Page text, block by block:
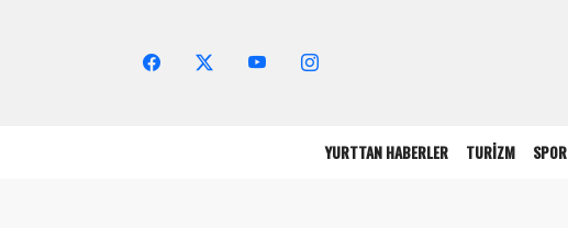
YURTTAN HABERLER TURİZM SPOR
Arama Yap!